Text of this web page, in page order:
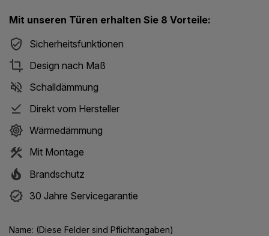
Mit unseren Türen erhalten Sie 8 Vorteile:
Sicherheitsfunktionen
Design nach Maß
Schalldämmung
Direkt vom Hersteller
Wärmedämmung
Mit Montage
Brandschutz
30 Jahre Servicegarantie
Name: (Diese Felder sind Pflichtangaben)